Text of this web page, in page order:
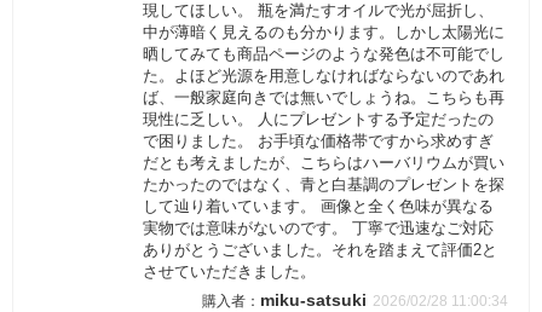
現してほしい。 瓶を満たすオイルで光が屈折し、
中が薄暗く見えるのも分かります。しかし太陽光に
晒してみても商品ページのような発色は不可能でし
た。よほど光源を用意しなければならないのであれ
ば、一般家庭向きでは無いでしょうね。こちらも再
現性に乏しい。 人にプレゼントする予定だったの
で困りました。 お手頃な価格帯ですから求めすぎ
だとも考えましたが、こちらはハーバリウムが買い
たかったのではなく、青と白基調のプレゼントを探
して辿り着いています。 画像と全く色味が異なる
実物では意味がないのです。 丁寧で迅速なご対応
ありがとうございました。それを踏まえて評価2と
させていただきました。
miku-satsuki 2026/02/28 11:00:34